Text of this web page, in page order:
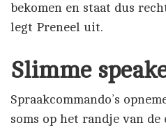
bekomen en staat dus
legt Preneel uit.
Slimme
Spraakcommando’s
soms op het randje van de